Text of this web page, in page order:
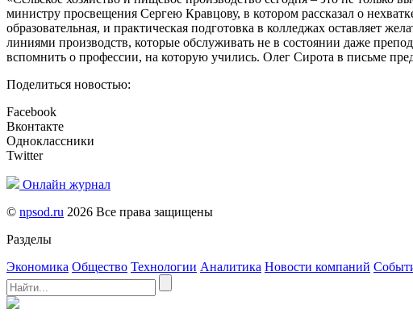
министру просвещения Сергею Кравцову, в котором рассказал о
образовательная, и практическая подготовка в колледжах оставляет
линиями производств, которые обслуживать не в состоянии даже
вспомнить о профессии, на которую учились. Олег Сирота в письме
Поделиться новостью:
Facebook
Вконтакте
Одноклассники
Twitter
Онлайн журнал
© npsod.ru 2026 Все права защищены
Разделы
Экономика Общество Технологии Аналитика Новости компаний